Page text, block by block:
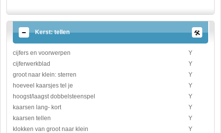
Kerst: tellen
cijfers en voorwerpen
Y
cijferwerkblad
Y
groot naar klein: sterren
Y
hoeveel kaarsjes tel je
Y
hoogst/laagst dobbelsteenspel
Y
kaarsen lang- kort
Y
kaarsen tellen
Y
klokken van groot naar klein
Y